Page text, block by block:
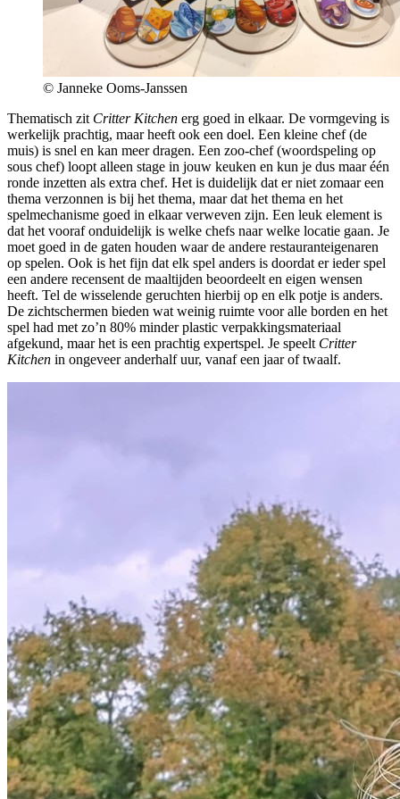
© Janneke Ooms-Janssen
Thematisch zit Critter Kitchen erg goed in elkaar. De vormgeving is
werkelijk prachtig, maar heeft ook een doel. Een kleine chef (de
muis) is snel en kan meer dragen. Een zoo-chef (woordspeling op
sous chef) loopt alleen stage in jouw keuken en kun je dus maar één
ronde inzetten als extra chef. Het is duidelijk dat er niet zomaar een
thema verzonnen is bij het thema, maar dat het thema en het
spelmechanisme goed in elkaar verweven zijn. Een leuk element is
dat het vooraf onduidelijk is welke chefs naar welke locatie gaan. Je
moet goed in de gaten houden waar de andere restauranteigenaren
op spelen. Ook is het fijn dat elk spel anders is doordat er ieder spel
een andere recensent de maaltijden beoordeelt en eigen wensen
heeft. Tel de wisselende geruchten hierbij op en elk potje is anders.
De zichtschermen bieden wat weinig ruimte voor alle borden en het
spel had met zo’n 80% minder plastic verpakkingsmateriaal
afgekund, maar het is een prachtig expertspel. Je speelt Critter
Kitchen in ongeveer anderhalf uur, vanaf een jaar of twaalf.